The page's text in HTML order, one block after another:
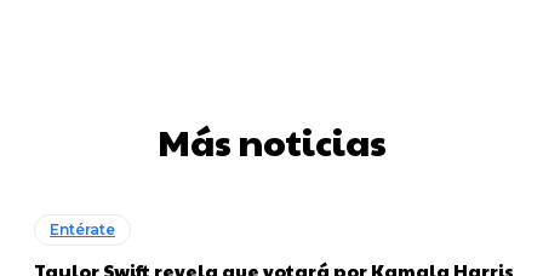
Más noticias
Entérate